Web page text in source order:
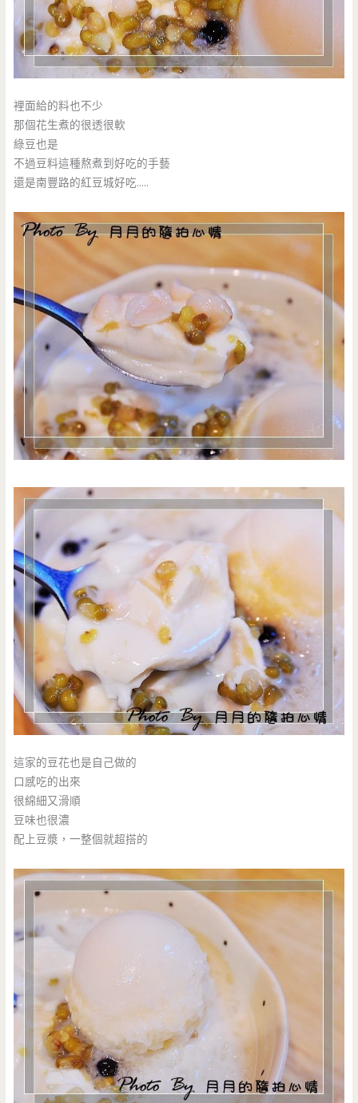
裡面給的料也不少
那個花生煮的很透很軟
綠豆也是
不過豆料這種熬煮到好吃的手藝
還是南豐路的紅豆城好吃…..
這家的豆花也是自己做的
口感吃的出來
很綿細又滑順
豆味也很濃
配上豆漿，一整個就超搭的